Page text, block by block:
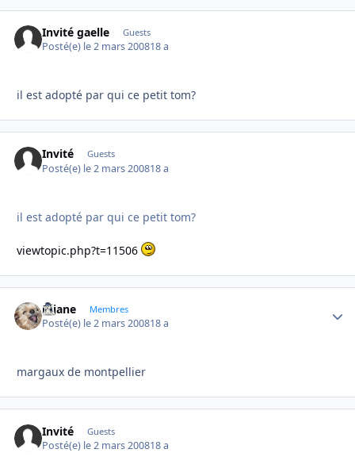
Invité gaelle Guests
Posté(e) le 2 mars 200818 a
il est adopté par qui ce petit tom?
Invité Guests
Posté(e) le 2 mars 200818 a
il est adopté par qui ce petit tom?
viewtopic.php?t=11506
réjane Membres
Posté(e) le 2 mars 200818 a
margaux de montpellier
Invité Guests
Posté(e) le 2 mars 200818 a